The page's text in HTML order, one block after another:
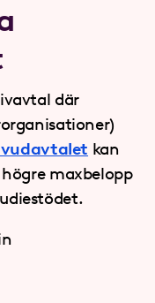
där
kan
maxbelopp